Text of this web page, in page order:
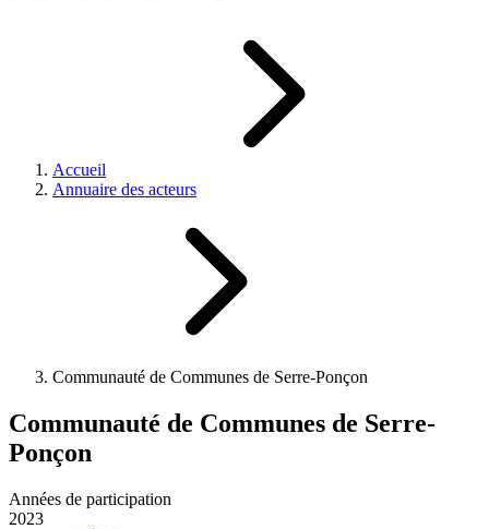
Accueil
Annuaire des acteurs
Communauté de Communes de Serre-Ponçon
Communauté de Communes de Serre-
Ponçon
Années de participation
2023